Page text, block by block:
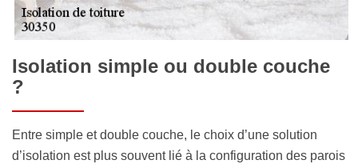
Isolation simple ou double couche
?
Entre simple et double couche, le choix d’une solution
d’isolation est plus souvent lié à la configuration des parois